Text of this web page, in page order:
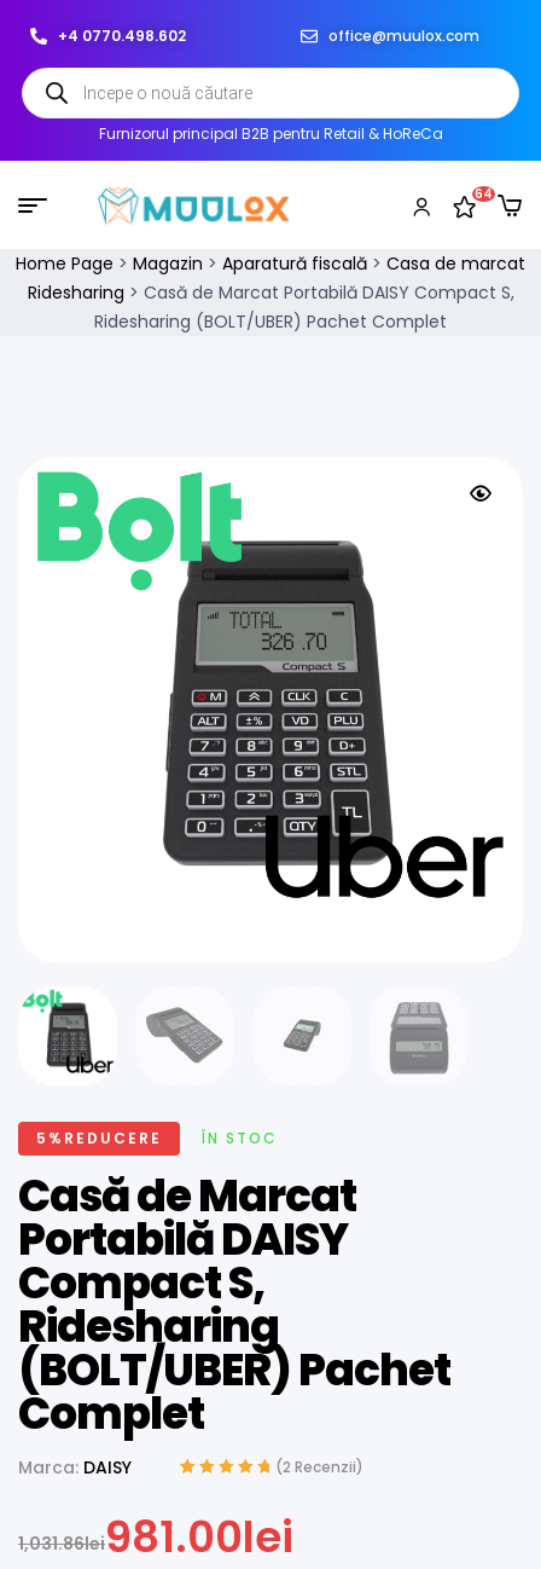
+4 0770.498.602 office@muulox.com
Furnizorul principal B2B pentru Retail & HoReCa
64
Home Page > Magazin > Aparatură fiscală > Casa de marcat
Ridesharing > Casă de Marcat Portabilă DAISY Compact S,
Ridesharing (BOLT/UBER) Pachet Complet
5%REDUCERE ÎN STOC
Casă de Marcat
Portabilă DAISY
Compact S,
Ridesharing
(BOLT/UBER) Pachet
Complet
Marca: DAISY
evaluări de la
(2 Recenzii)
1,031.86lei981.00lei